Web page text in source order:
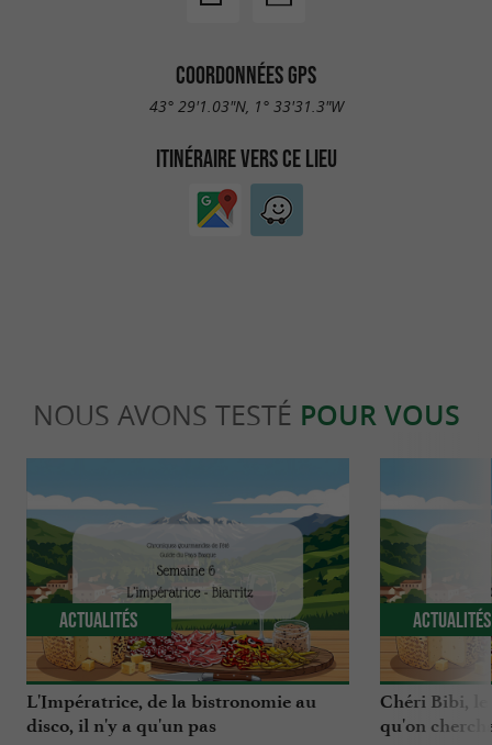
COORDONNÉES GPS
43° 29'1.03"N, 1° 33'31.3"W
ITINÉRAIRE VERS CE LIEU
NOUS AVONS TESTÉ POUR VOUS
L'Impératrice, de la bistronomie au
disco, il n'y a qu'un pas
Actualités
Chéri Bibi,
qu'on
Actualités